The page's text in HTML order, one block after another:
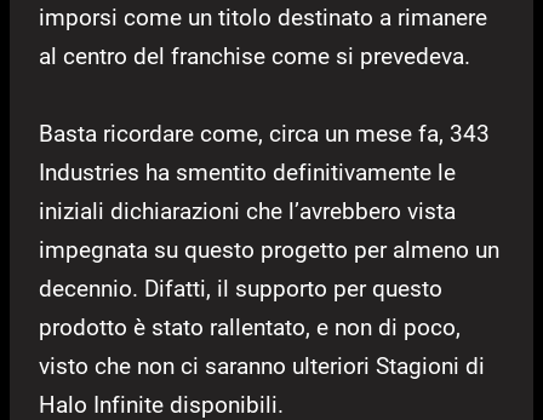
imporsi come un titolo destinato a rimanere
al centro del franchise come si prevedeva.
Basta ricordare come, circa un mese fa, 343
Industries ha smentito definitivamente le
iniziali dichiarazioni che l’avrebbero vista
impegnata su questo progetto per almeno un
decennio. Difatti, il supporto per questo
prodotto è stato rallentato, e non di poco,
visto che non ci saranno ulteriori Stagioni di
Halo Infinite disponibili.